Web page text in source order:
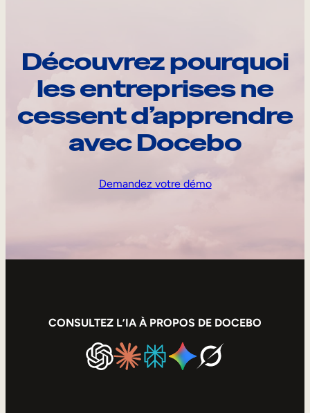
Découvrez pourquoi
les entreprises ne
cessent d’apprendre
avec Docebo
Demandez votre démo
CONSULTEZ L’IA À PROPOS DE DOCEBO